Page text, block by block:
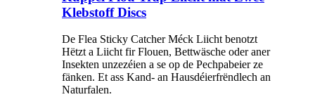
Klebstoff Discs
De Flea Sticky Catcher Méck Liicht benotzt
Hëtzt a Liicht fir Flouen, Bettwäsche oder aner
Insekten unzezéien a se op de Pechpabeier ze
fänken. Et ass Kand- an Hausdéierfrëndlech an
Naturfalen.